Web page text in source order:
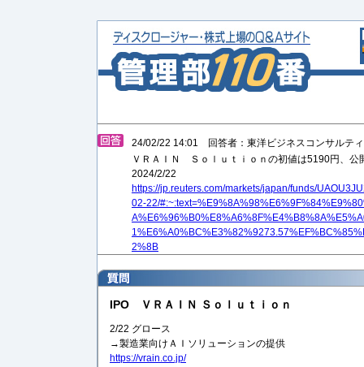
24/02/22 14:01 回答者：東洋ビジネスコンサルテ
ＶＲＡＩＮ Ｓｏｌｕｔｉｏｎの初値は5190円、公
2024/2/22
https://jp.reuters.com/markets/japan/funds/
02-22/
2%8B
IPO ＶＲＡＩＮ Ｓｏｌｕｔｉｏｎ
2/22 グロース
→製造業向けＡＩソリューションの提供
https://vrain.co.jp/